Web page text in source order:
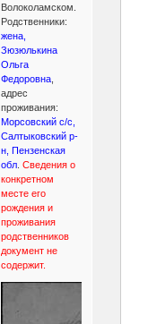
Волоколамском.
Родственники:
жена,
Зюзюлькина
Ольга
Федоровна,
адрес
проживания:
Морсовский с/с,
Салтыковский р-
н, Пензенская
обл. Сведения о
конкретном
месте его
рождения и
проживания
родственников
документ не
содержит.